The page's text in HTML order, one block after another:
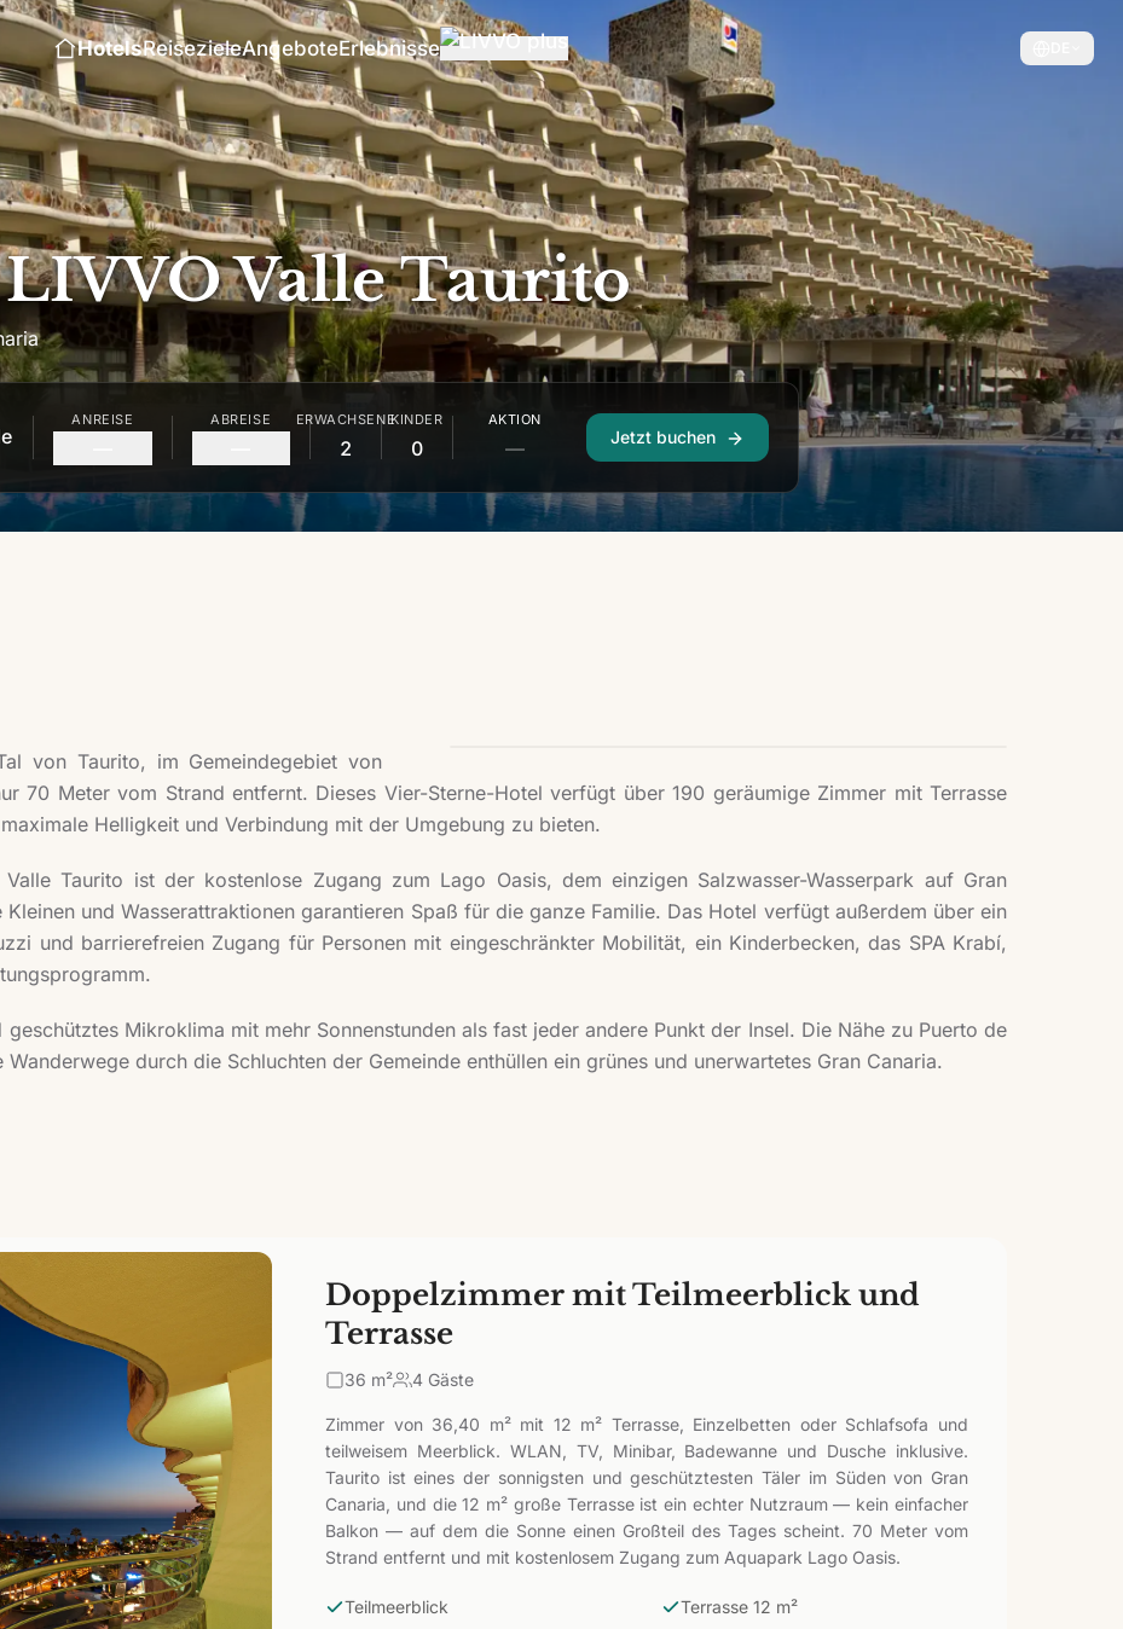
HotelsReisezieleAngeboteErlebnisse
Valle Taurito
ANREISE ABREISE ERWACHSENE
2
KINDER
0
AKTION
Jetzt buchen
von Taurito, im Gemeindegebiet von
70 Meter vom Strand entfernt. Dieses Vier-Sterne-Hotel verfügt über 190 geräumige Zimmer mit Terrasse
Helligkeit und Verbindung mit der Umgebung zu bieten.
Taurito ist der kostenlose Zugang zum Lago Oasis, dem einzigen Salzwasser-Wasserpark auf Gran
und Wasserattraktionen garantieren Spaß für die ganze Familie. Das Hotel verfügt außerdem über ein
und barrierefreien Zugang für Personen mit eingeschränkter Mobilität, ein Kinderbecken, das SPA Krabí,
Mikroklima mit mehr Sonnenstunden als fast jeder andere Punkt der Insel. Die Nähe zu Puerto de
durch die Schluchten der Gemeinde enthüllen ein grünes und unerwartetes Gran Canaria.
Doppelzimmer mit Teilmeerblick und
Terrasse
36 m² 4 Gäste
Zimmer von 36,40 m² mit 12 m² Terrasse, Einzelbetten oder Schlafsofa und
teilweisem Meerblick. WLAN, TV, Minibar, Badewanne und Dusche inklusive.
Taurito ist eines der sonnigsten und geschütztesten Täler im Süden von Gran
Canaria, und die 12 m² große Terrasse ist ein echter Nutzraum — kein einfacher
Balkon — auf dem die Sonne einen Großteil des Tages scheint. 70 Meter vom
Strand entfernt und mit kostenlosem Zugang zum Aquapark Lago Oasis.
Teilmeerblick
Terrasse 12 m²